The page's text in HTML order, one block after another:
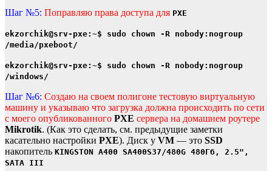
Шаг №5: Поправляю права доступа для PXE
ekzorchik@srv-pxe:~$ sudo chown -R nobody:nogroup
/media/pxeboot/
ekzorchik@srv-pxe:~$ sudo chown -R nobody:nogroup
/windows/
Шаг №6: Создаю на своем полигоне тестовую виртуальную
машину и указываю что загрузка должна происходить по сети
с моего опубликованного PXE сервера на домашнем роутере
Mikrotik. (Как это сделать, см. предыдущие заметки
касательно настройки PXE). Диск у VM — это SSD
накопитель KINGSTON A400 SA400S37/480G 480Гб, 2.5",
SATA III